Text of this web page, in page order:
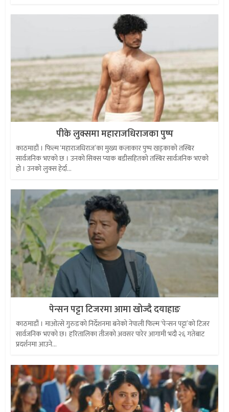
पीके लुक्समा महाराजधिराजका पुष्प
काठमाडौं । फिल्म ‘महाराजधिराज’का मुख्य कलाकार पुष्प खड्काको तस्बिर
सार्वजनिक भएको छ । उनको सिक्स प्याक बडीसहितको तस्बिर सार्वजनिक भएको
हो । उनको लुक्स हेर्दा...
पेन्सन पट्टा टिजरमा आमा खोज्दै दयाहाङ
काठमाडौं । माओत्से गुरुङको निर्देशनमा बनेको नेपाली फिल्म ‘पेन्सन पट्टा’को टिजर
सार्वजनिक भएको छ। हरितालिका तीजको अवसर पारेर आगामी भदौ २६ गतेबाट
प्रदर्शनमा आउने...